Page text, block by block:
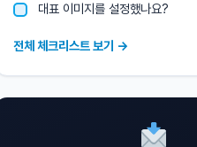
대표 이미지를 설정했나요?
전체 체크리스트 보기 →